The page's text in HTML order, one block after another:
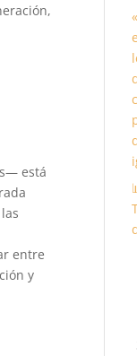
está
entre
y